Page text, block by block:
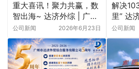
重大喜讯！聚力共赢，数
智出海~ 达济外综 | 广州
粤贸通数字科技合资意向
签约活动圆满落幕
公司新闻 2026年6月23日
解决
里” 达
局走访
公司新闻